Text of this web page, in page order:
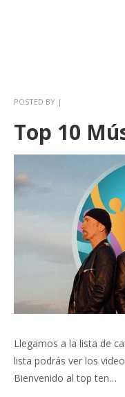
POSTED BY |
Top 10
Llegamos a la lista de
lista podrás ver los
Bienvenido al top ten…